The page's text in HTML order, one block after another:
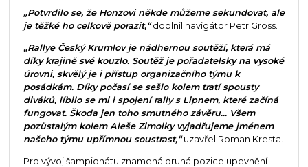
„Potvrdilo se, že Honzovi někde můžeme sekundovat, ale
je těžké ho celkově porazit,“doplnil navigátor Petr Gross.
„Rallye Český Krumlov je nádhernou soutěží, která má
díky krajině své kouzlo. Soutěž je pořadatelsky na vysoké
úrovni, skvělý je i přístup organizačního týmu k
posádkám. Díky počasí se sešlo kolem tratí spousty
diváků, líbilo se mi i spojení rally s Lipnem, které začíná
fungovat. Škoda jen toho smutného závěru... Všem
pozůstalým kolem Aleše Zimolky vyjadřujeme jménem
našeho týmu upřímnou soustrast,“uzavřel Roman Kresta.
Pro vývoj šampionátu znamená druhá pozice upevnění